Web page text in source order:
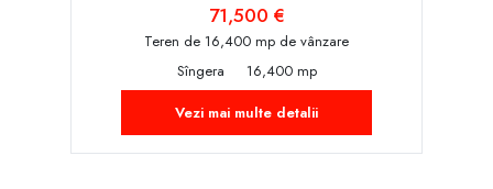
71,500 €
Teren de 16,400 mp de vânzare
Sîngera
16,400 mp
Vezi mai multe detalii